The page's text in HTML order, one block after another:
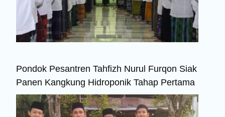
Pondok Pesantren Tahfizh Nurul Furqon Siak
Panen Kangkung Hidroponik Tahap Pertama